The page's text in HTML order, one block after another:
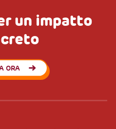
un impatto
ORA